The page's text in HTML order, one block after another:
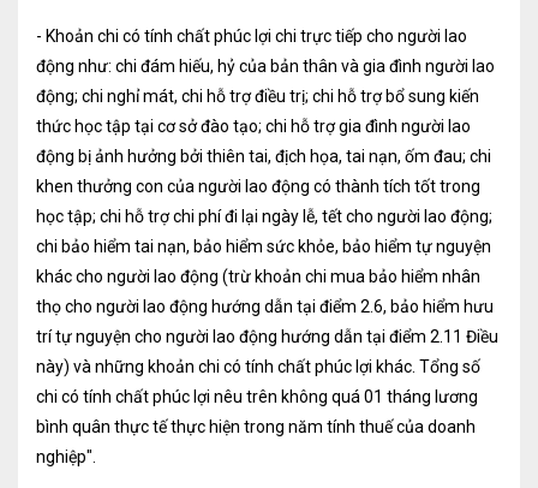
Dịch vụ khác
Bảo hiểm Xã hội
Hóa đơn điện tử
Dịch vụ Kiểm toán
Đào tạo nghề kế toán
Cho người mới bắt đầu
Khóa học thuế
Khóa học kế toán
- Khoản chi có tính chất phúc lợi chi trực tiếp cho người lao
động như: chi đám hiếu, hỷ của bản thân và gia đình người lao
động; chi nghỉ mát, chi hỗ trợ điều trị; chi hỗ trợ bổ sung kiến
thức học tập tại cơ sở đào tạo; chi hỗ trợ gia đình người lao
động bị ảnh hưởng bởi thiên tai, địch họa, tai nạn, ốm đau; chi
khen thưởng con của người lao động có thành tích tốt trong
học tập; chi hỗ trợ chi phí đi lại ngày lễ, tết cho người lao động;
chi bảo hiểm tai nạn, bảo hiểm sức khỏe, bảo hiểm tự nguyện
khác cho người lao động (trừ khoản chi mua bảo hiểm nhân
thọ cho người lao động hướng dẫn tại điểm 2.6, bảo hiểm hưu
trí tự nguyện cho người lao động hướng dẫn tại điểm 2.11 Điều
này) và những khoản chi có tính chất phúc lợi khác. Tổng số
chi có tính chất phúc lợi nêu trên không quá 01 tháng lương
bình quân thực tế thực hiện trong năm tính thuế của doanh
nghiệp".